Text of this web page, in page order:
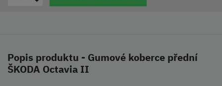
Popis produktu - Gumové koberce přední
ŠKODA Octavia II